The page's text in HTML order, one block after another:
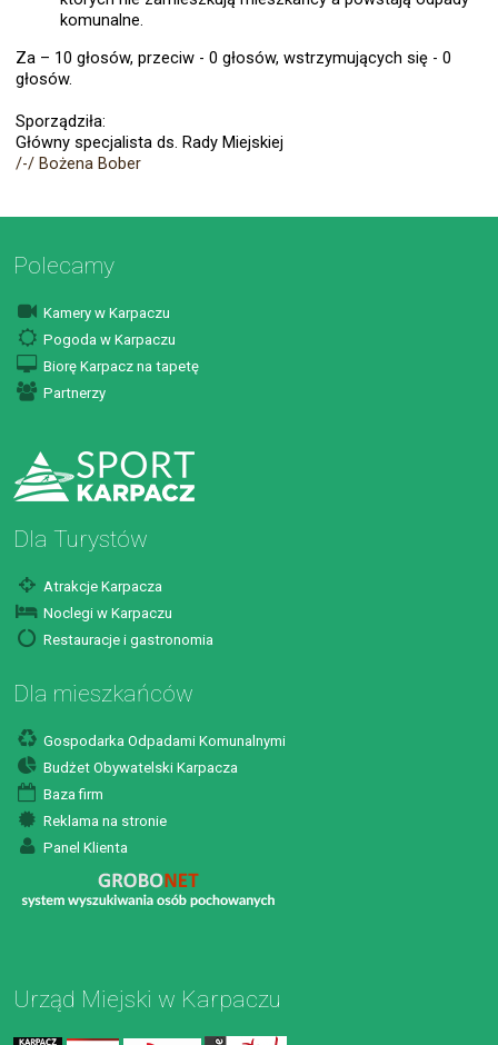
komunalne.
Za – 10 głosów, przeciw - 0 głosów, wstrzymujących się - 0
głosów.
Sporządziła:
Główny specjalistads. Rady Miejskiej
/-/ Bożena Bober
Polecamy
Kamery w Karpaczu
Pogoda w Karpaczu
Biorę Karpacz na tapetę
Partnerzy
Dla Turystów
Atrakcje Karpacza
Noclegi w Karpaczu
Restauracje i gastronomia
Dla mieszkańców
Gospodarka Odpadami Komunalnymi
Budżet Obywatelski Karpacza
Baza firm
Reklama na stronie
Panel Klienta
Urząd Miejski w Karpaczu